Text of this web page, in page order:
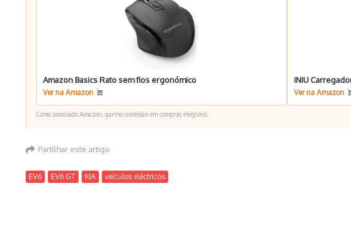
Amazon Basics Rato sem fios ergonómico
Ver na Amazon
INIU
Ver na Amazon
Como associado Amazon, ganho comissão em compras elegíveis.
Partilhar este artigo
EV6 EV6 GT KIA veículos eléctricos